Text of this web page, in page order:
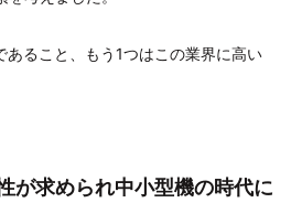
あること、もう1つはこの業界に高い
が求められ中小型機の時代に